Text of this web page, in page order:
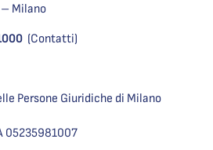
Milano
(Contatti)
Persone Giuridiche di Milano
05235981007